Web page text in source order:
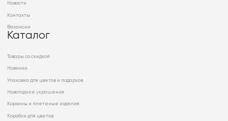
Новости
Контакты
Вакансии
Каталог
Товары со скидкой
Новинки
Упаковка для цветов и подарков
Новогодние украшения
Корзины и плетеные изделия
Коробки для цветов